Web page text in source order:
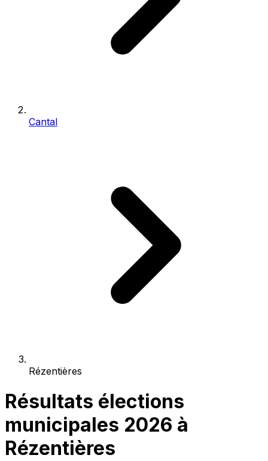
Cantal
Rézentières
Résultats élections
municipales 2026 à
Rézentières